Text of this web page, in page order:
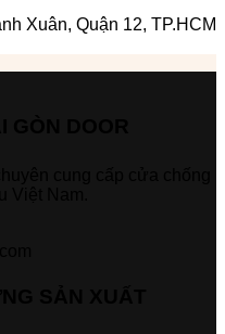
Xuân, Quận 12, TP.HCM